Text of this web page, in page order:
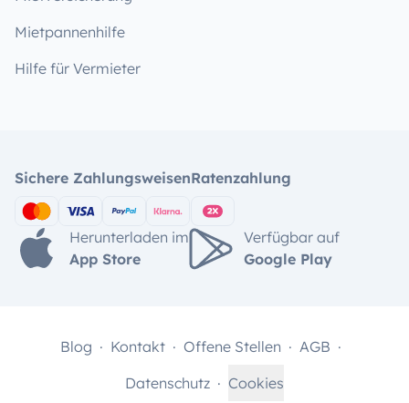
Mietpannenhilfe
Hilfe für Vermieter
Sichere ZahlungsweisenRatenzahlung
Herunterladen im
App Store
Verfügbar auf
Google Play
Blog Kontakt Offene Stellen
AGB
Datenschutz
Cookies